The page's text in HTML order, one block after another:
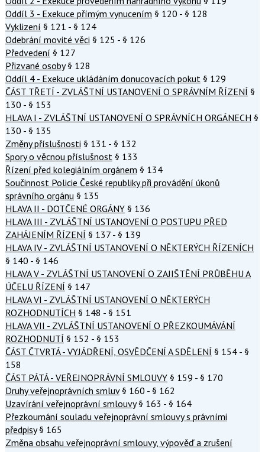
Oddíl 3 - Exekuce přímým vynucením § 120 - § 128
Vyklizení § 121 - § 124
Odebrání movité věci § 125 - § 126
Předvedení § 127
Přizvané osoby § 128
Oddíl 4 - Exekuce ukládáním donucovacích pokut § 129
ČÁST TŘETÍ - ZVLÁŠTNÍ USTANOVENÍ O SPRÁVNÍM ŘÍZENÍ §
130 - § 153
HLAVA I - ZVLÁŠTNÍ USTANOVENÍ O SPRÁVNÍCH ORGÁNECH §
130 - § 135
Změny příslušnosti § 131 - § 132
Spory o věcnou příslušnost § 133
Řízení před kolegiálním orgánem § 134
Součinnost Policie České republiky při provádění úkonů
správního orgánu § 135
HLAVA II - DOTČENÉ ORGÁNY § 136
HLAVA III - ZVLÁŠTNÍ USTANOVENÍ O POSTUPU PŘED
ZAHÁJENÍM ŘÍZENÍ § 137 - § 139
HLAVA IV - ZVLÁŠTNÍ USTANOVENÍ O NĚKTERÝCH ŘÍZENÍCH
§ 140 - § 146
HLAVA V - ZVLÁŠTNÍ USTANOVENÍ O ZAJIŠTĚNÍ PRŮBĚHU A
ÚČELU ŘÍZENÍ § 147
HLAVA VI - ZVLÁŠTNÍ USTANOVENÍ O NĚKTERÝCH
ROZHODNUTÍCH § 148 - § 151
HLAVA VII - ZVLÁŠTNÍ USTANOVENÍ O PŘEZKOUMÁVÁNÍ
ROZHODNUTÍ § 152 - § 153
ČÁST ČTVRTÁ - VYJÁDŘENÍ, OSVĚDČENÍ A SDĚLENÍ § 154 - §
158
ČÁST PÁTÁ - VEŘEJNOPRÁVNÍ SMLOUVY § 159 - § 170
Druhy veřejnoprávních smluv § 160 - § 162
Uzavírání veřejnoprávní smlouvy § 163 - § 164
Přezkoumání souladu veřejnoprávní smlouvy s právními
předpisy § 165
Změna obsahu veřejnoprávní smlouvy, výpověď a zrušení